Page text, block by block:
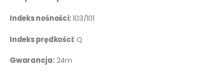
Indeks nośności:103/101
Indeks prędkości:Q
Gwarancja:24m